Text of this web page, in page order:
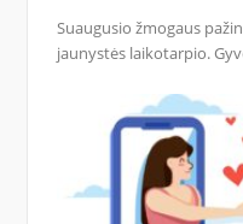
Suaugusio žmogaus
jaunystės laikotarpio.